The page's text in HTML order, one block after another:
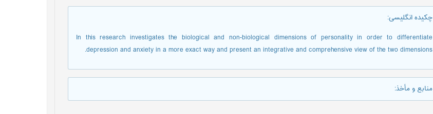
چکیده انگلیسی:
In this research investigates the biological and non-biological dimensions of personality in order to differentiate
depression and anxiety in a more exact way and present an integrative and comprehensive view of the two dimensions.
منابع و مأخذ: